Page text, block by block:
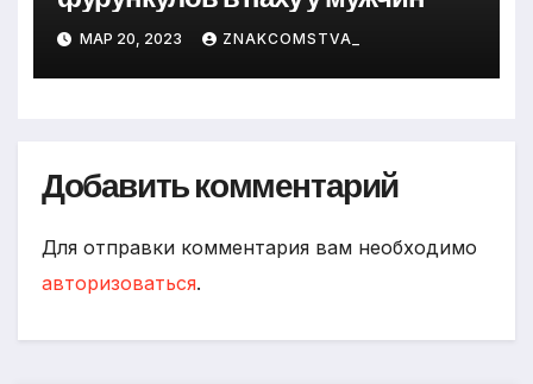
МАР 20, 2023 ZNAKCOMSTVA_
Добавить комментарий
Для отправки комментария вам необходимо
авторизоваться.